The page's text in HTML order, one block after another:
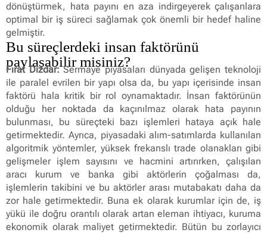
dönüştürmek, hata payını en aza indirgeyerek çalışanlara
optimal bir iş süreci sağlamak çok önemli bir hedef haline
gelmiştir.
Bu süreçlerdeki insan faktörünü
paylaşabilir misiniz?
Fırat Dizdar:Sermaye piyasaları dünyada gelişen teknoloji
ile paralel evrilen bir yapı olsa da, bu yapı içerisinde insan
faktörü hala kritik bir rol oynamaktadır. İnsan faktörünün
olduğu her noktada da kaçınılmaz olarak hata payının
bulunması, bu süreçteki bazı işlemleri hataya açık hale
getirmektedir. Ayrıca, piyasadaki alım-satımlarda kullanılan
algoritmik yöntemler, yüksek frekanslı trade olanakları gibi
gelişmeler işlem sayısını ve hacmini artırırken, çalışılan
aracı kurum ve banka gibi aktörlerin çoğalması da,
işlemlerin takibini ve bu aktörler arası mutabakatı daha da
zor hale getirmektedir. Buna ek olarak kurumlar için de, iş
yükü ile doğru orantılı olarak artan eleman ihtiyacı, kuruma
ekonomik olarak maliyet getirmektedir. Bütün bu zorlayıcı